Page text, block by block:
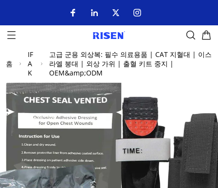
홈
IF
A
K
고급 군용 외상복: 필수 의료용품 | CAT 지혈대 | 이스
라엘 붕대 | 외상 가위 | 출혈 키트 중지 |
OEM&amp;ODM